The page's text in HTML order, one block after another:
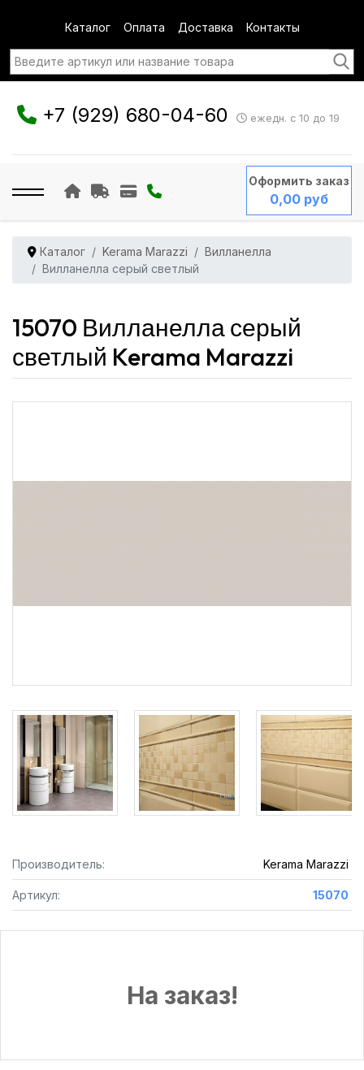
Каталог Оплата Доставка Контакты
+7 (929) 680-04-60 ежедн. с 10 до 19
Оформить заказ
0,00 руб
Каталог Kerama Marazzi
Вилланелла
Вилланелла серый светлый
15070 Вилланелла серый
светлый Kerama Marazzi
Производитель: Kerama Marazzi
Артикул: 15070
На заказ!